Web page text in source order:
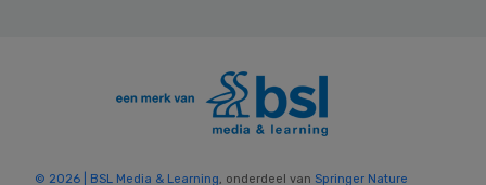
© 2026 | BSL Media & Learning, onderdeel van Springer Nature